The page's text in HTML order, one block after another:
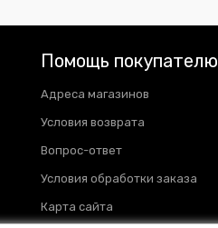
Помощь покупателю
Адреса магазинов
Условия возврата
Вопрос-ответ
Условия обработки заказа
Карта сайта